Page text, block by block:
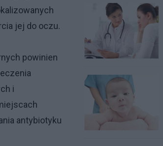
jej do oczu.
powinien
i
antybiotyku